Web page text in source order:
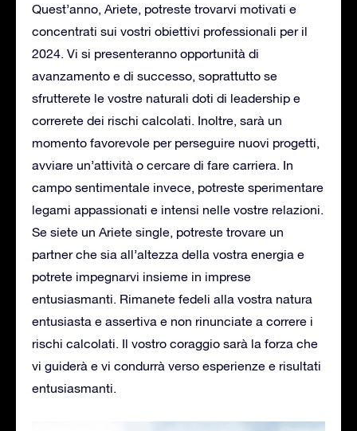
Quest’anno, Ariete, potreste trovarvi motivati e
concentrati sui vostri obiettivi professionali per il
2024. Vi si presenteranno opportunità di
avanzamento e di successo, soprattutto se
sfrutterete le vostre naturali doti di leadership e
correrete dei rischi calcolati. Inoltre, sarà un
momento favorevole per perseguire nuovi progetti,
avviare un’attività o cercare di fare carriera. In
campo sentimentale invece, potreste sperimentare
legami appassionati e intensi nelle vostre relazioni.
Se siete un Ariete single, potreste trovare un
partner che sia all’altezza della vostra energia e
potrete impegnarvi insieme in imprese
entusiasmanti. Rimanete fedeli alla vostra natura
entusiasta e assertiva e non rinunciate a correre i
rischi calcolati. Il vostro coraggio sarà la forza che
vi guiderà e vi condurrà verso esperienze e risultati
entusiasmanti.